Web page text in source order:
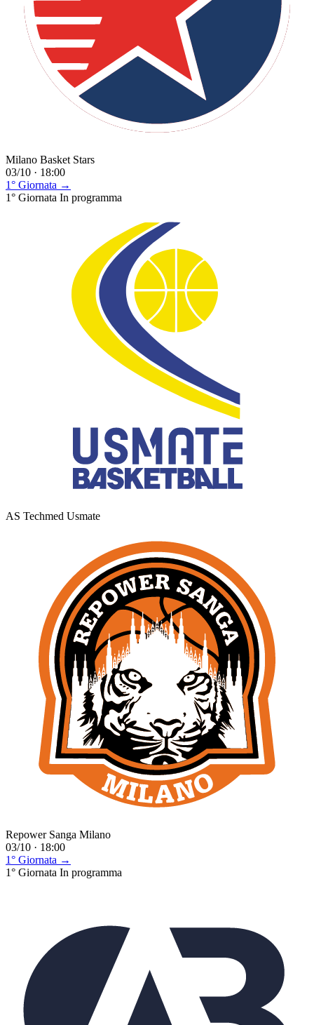
Milano Basket Stars
03/10 · 18:00
1° Giornata →
1° Giornata In programma
AS Techmed Usmate
Repower Sanga Milano
03/10 · 18:00
1° Giornata →
1° Giornata In programma